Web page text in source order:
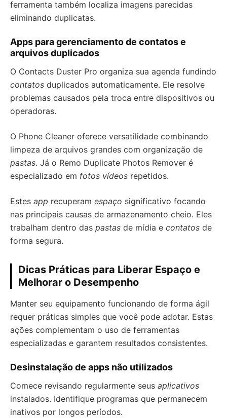
ferramenta também localiza imagens parecidas
eliminando duplicatas.
Apps para gerenciamento de contatos e
arquivos duplicados
O Contacts Duster Pro organiza sua agenda fundindo
contatos duplicados automaticamente. Ele resolve
problemas causados pela troca entre dispositivos ou
operadoras.
O Phone Cleaner oferece versatilidade combinando
limpeza de arquivos grandes com organização de
pastas. Já o Remo Duplicate Photos Remover é
especializado em fotos vídeos repetidos.
Estes app recuperam espaço significativo focando
nas principais causas de armazenamento cheio. Eles
trabalham dentro das pastas de mídia e contatos de
forma segura.
Dicas Práticas para Liberar Espaço e
Melhorar o Desempenho
Manter seu equipamento funcionando de forma ágil
requer práticas simples que você pode adotar. Estas
ações complementam o uso de ferramentas
especializadas e garantem resultados consistentes.
Desinstalação de apps não utilizados
Comece revisando regularmente seus aplicativos
instalados. Identifique programas que permanecem
inativos por longos períodos.